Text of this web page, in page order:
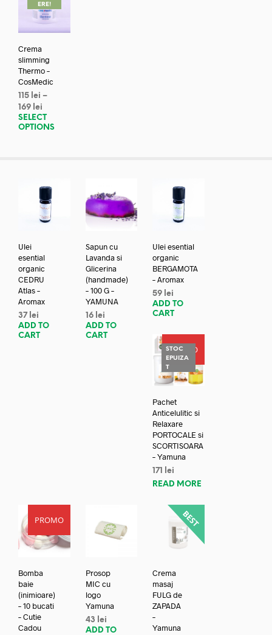
ERE!
Crema
slimming
Thermo –
CosMedic
115 lei –
169 lei
SELECT
OPTIONS
Ulei
esential
organic
CEDRU
Atlas –
Aromax
37 lei
ADD TO
CART
Sapun cu
Lavanda si
Glicerina
(handmade)
– 100 G –
YAMUNA
16 lei
ADD TO
CART
Ulei esential
organic
BERGAMOTA
– Aromax
59 lei
ADD TO
CART
PROMO
STOC
EPUIZA
T
Pachet
Anticelulitic si
Relaxare
PORTOCALE si
SCORTISOARA
– Yamuna
171
lei
READ MORE
PROMO
Bomba
baie
(inimioare)
– 10 bucati
– Cutie
Cadou
Prosop
MIC cu
logo
Yamuna
43
lei
ADD TO
Crema
masaj
FULG de
ZAPADA
–
Yamuna